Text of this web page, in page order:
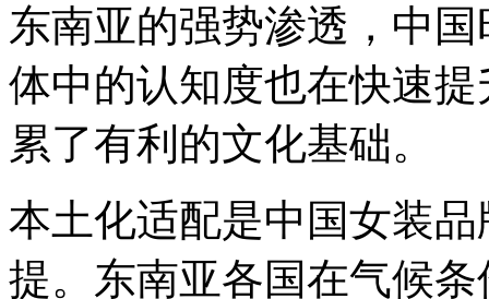
东南亚的强势渗透，中
体中的认知度也在快速
累了有利的文化基础。
本土化适配是中国女装
提。东南亚各国在气候